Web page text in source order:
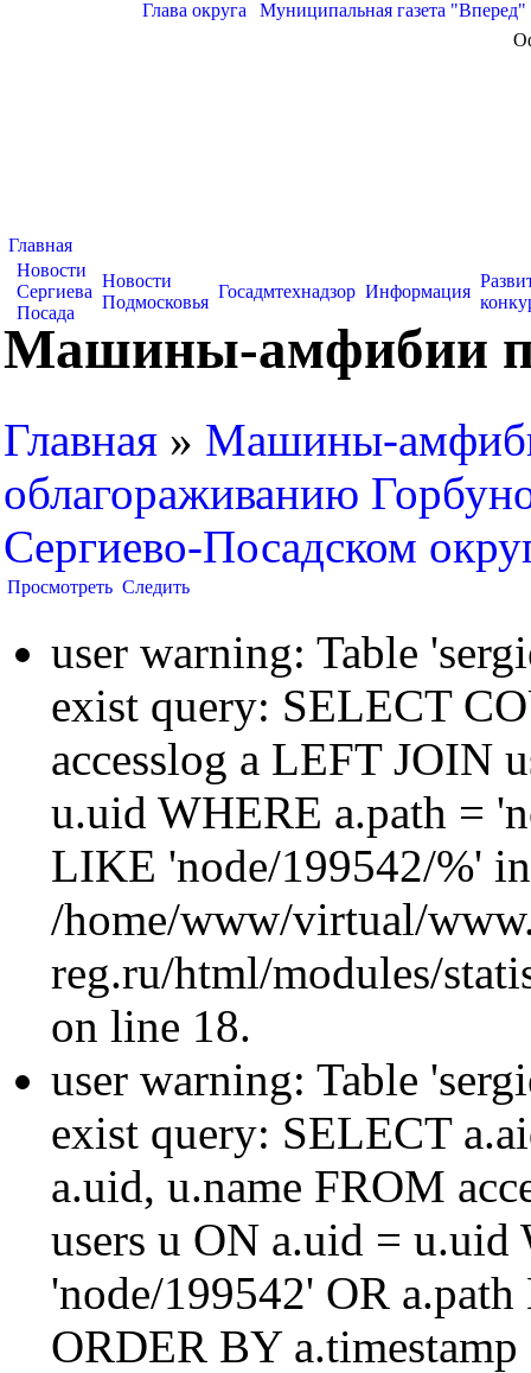
Глава округа Муниципальная газета "Вперед"
Главная
Новости
Сергиева
Посада
Новости
Подмосковья
Госадмтехнадзор Информация
Машины-амфибии
Главная » Машины-
облагораживанию
Сергиево-Посадском
Просмотреть Следить
user warning: Table
exist query: SELECT
accesslog a LEFT JOIN
u.uid WHERE a.path =
LIKE 'node/199542/%' in
/home/www/virtual/
reg.ru/html/modules/
on line 18.
user warning: Table
exist query: SELECT
a.uid, u.name FROM
users u ON a.uid = u.uid
'node/199542' OR
ORDER BY